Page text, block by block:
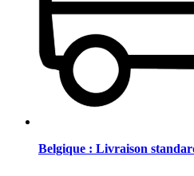
Belgique : Livraison